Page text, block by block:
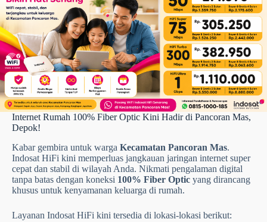
Internet Rumah 100% Fiber Optic Kini Hadir di Pancoran Mas,
Depok!
Kabar gembira untuk warga Kecamatan Pancoran Mas.
Indosat HiFi kini memperluas jangkauan jaringan internet super
cepat dan stabil di wilayah Anda. Nikmati pengalaman digital
tanpa batas dengan koneksi 100% Fiber Optic yang dirancang
khusus untuk kenyamanan keluarga di rumah.
Layanan Indosat HiFi kini tersedia di lokasi-lokasi berikut: